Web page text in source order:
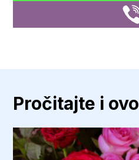
Pročitajte i ovo